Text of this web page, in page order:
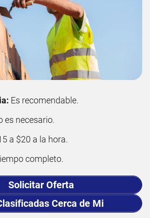
Es recomendable.
es necesario.
a $20 a la hora.
completo.
Solicitar Oferta
Cerca de Mi